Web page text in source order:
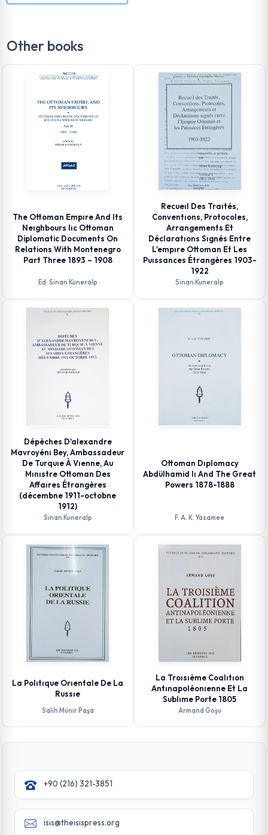
Other books
The Ottoman Empıre And Its
Neıghbours Iıc Ottoman
Diplomatic Documents On
Relations With Montenegro
Part Three 1893 – 1908
Ed. Sinan Kuneralp
Recueıl Des Traıtés,
Conventıons, Protocoles,
Arrangements Et
Déclaratıons Sıgnés Entre
L'empıre Ottoman Et Les
Puıssances Étrangères 1903-
1922
Sinan Kuneralp
Dépèches D'alexandre
Mavroyénı Bey, Ambassadeur
De Turquıe À Vıenne, Au
Mınıstre Ottoman Des
Affaıres Étrangères
(décembne 1911-octobne
1912)
Sinan Kuneralp
Ottoman Dıplomacy
Abdülhamid Iı And The Great
Powers 1878-1888
F. A. K. Yasamee
La Polıtıque Orıentale De La
Russıe
Salih Münir Paşa
La Troısıème Coalıtıon
Antınapoléonıenne Et La
Sublıme Porte 1805
Armand Goşu
+90 (216) 321-3851
isis@theisispress.org